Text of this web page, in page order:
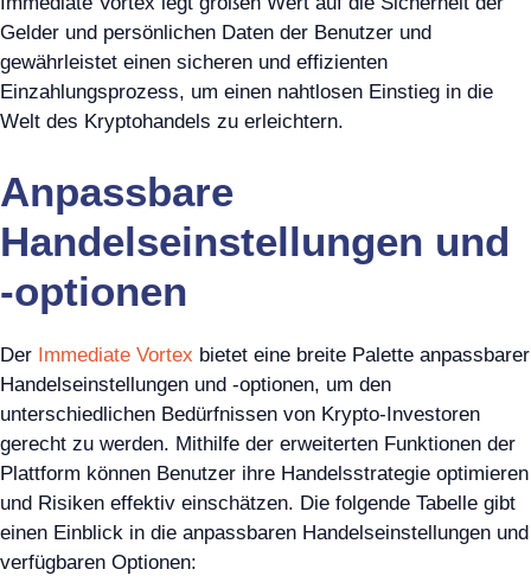
Gelder und persönlichen Daten der Benutzer und
gewährleistet einen sicheren und effizienten
Einzahlungsprozess, um einen nahtlosen Einstieg in die
Welt des Kryptohandels zu erleichtern.
Anpassbare
Handelseinstellungen und
-optionen
Der Immediate Vortex bietet eine breite Palette anpassbarer
Handelseinstellungen und -optionen, um den
unterschiedlichen Bedürfnissen von Krypto-Investoren
gerecht zu werden. Mithilfe der erweiterten Funktionen der
Plattform können Benutzer ihre Handelsstrategie optimieren
und Risiken effektiv einschätzen. Die folgende Tabelle gibt
einen Einblick in die anpassbaren Handelseinstellungen und
verfügbaren Optionen: